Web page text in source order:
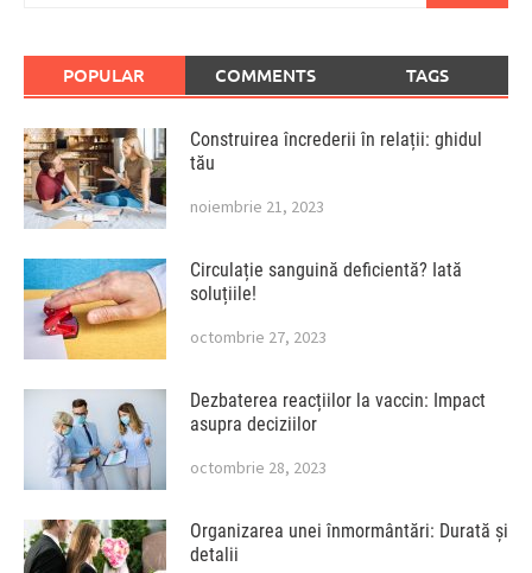
POPULAR COMMENTS TAGS
Construirea încrederii în relații: ghidul
tău
noiembrie 21, 2023
Circulație sanguină deficientă? Iată
soluțiile!
octombrie 27, 2023
Dezbaterea reacțiilor la vaccin: Impact
asupra deciziilor
octombrie 28, 2023
Organizarea unei înmormântări: Durată și
detalii